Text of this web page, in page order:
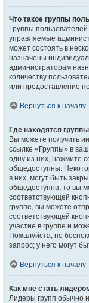
Что такое группы
Группы
управляемые
может состоять в
назначены
администраторам
количеству
или предоставление
Вернуться к началу
Где находятся
Вы можете получить
ссылке «Группы» в
одну из них, нажмите
общедоступны.
в них, могут быть
общедоступна, то вы
соответствующей
группе, вы можете
соответствующей
участие в группе и
Пожалуйста, не
запрос; у него могут
Вернуться к началу
Как мне стать
Лидеры групп обычно